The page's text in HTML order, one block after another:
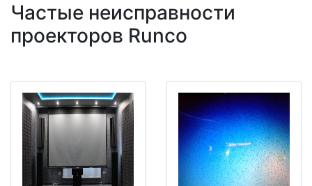
Частые неисправности
проекторов Runco